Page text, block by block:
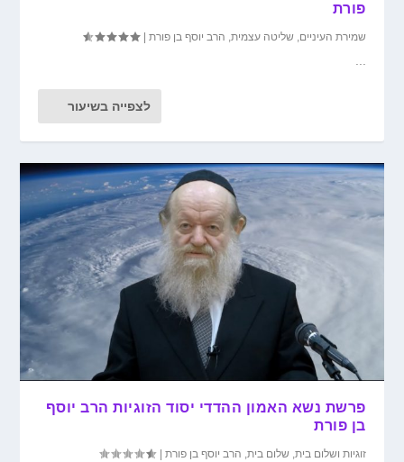
פורת
שמירת העיניים,שליטה עצמית, הרב יוסף בן פורת |
...
לצפייה בשיעור
פרשת נשא האמון ההדדי יסוד הזוגיות הרב יוסף
בן פורת
זוגיות ושלום בית,שלום בית, הרב יוסף בן פורת |